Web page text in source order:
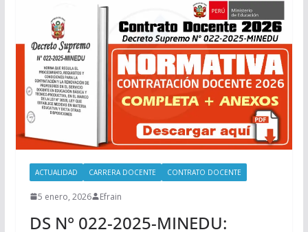
ACTUALIDAD CARRERA DOCENTE CONTRATO DOCENTE
5 enero, 2026 Efrain
DS N° 022-2025-MINEDU: